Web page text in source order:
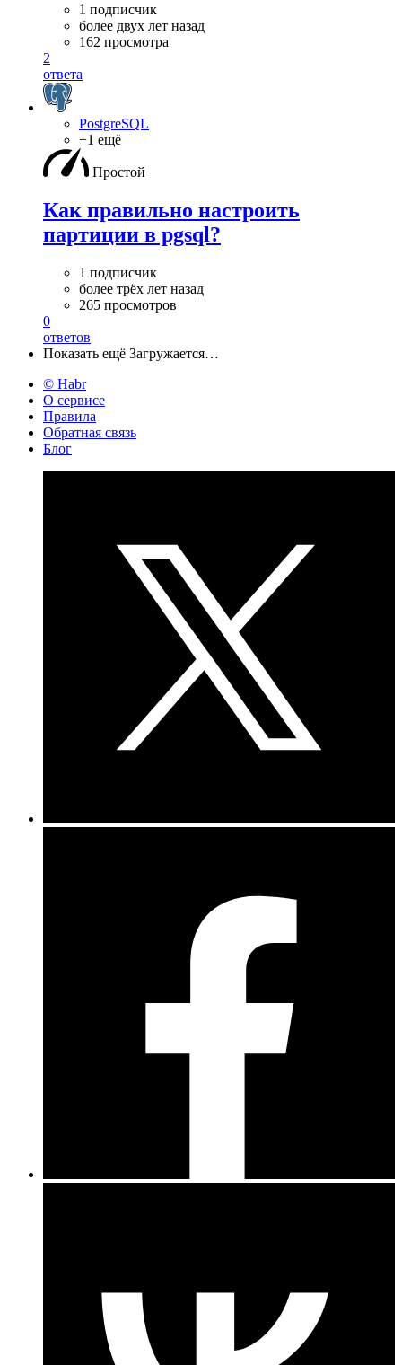
1 подписчик
более двух лет назад
162 просмотра
2
ответа
PostgreSQL
+1 ещё
Простой
Как правильно настроить
партиции в pgsql?
1 подписчик
более трёх лет назад
265 просмотров
0
ответов
Показать ещё Загружается…
© Habr
О сервисе
Правила
Обратная связь
Блог